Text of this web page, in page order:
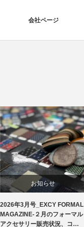
会社ページ
お知らせ
洲鎌ブログ
2026年3月号_EXCY FORMAL
MAGAZINE-２月のフォーマル
アクセサリー販売状況、コ…